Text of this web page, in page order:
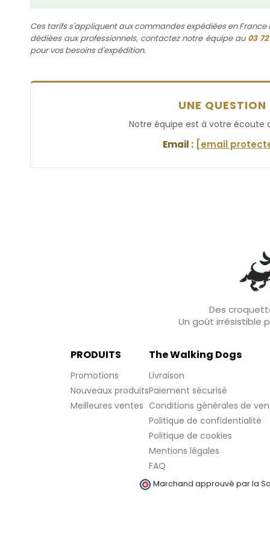
Ces tarifs s'appliquent aux commandes expédiées en
dédiées aux professionnels, contactez notre équipe au 03
pour vos besoins d'expédition.
UNE
Notre équipe est à votre écoute
Email : [email
Des
Un goût irrésistible
PRODUITS
Promotions
Nouveaux produits
Meilleures ventes
The Walking Dogs
Livraison
Paiement sécurisé
Conditions générales de
Politique de confidentialité
Politique de cookies
Mentions légales
FAQ
Marchand approuvé par la